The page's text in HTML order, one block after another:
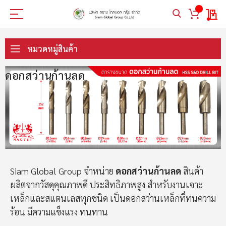
My
ไป
ที่
เนื้อหา
หมวดหมู่สินค้า
ดอกสว่านก้านลด
Siam Global Group จำหน่าย ดอกสว่านก้านลด สินค้า
ผลิตจากวัสดุคุณภาพดี ประสิทธิภาพสูง สำหรับงานเจาะ
เหล็กและสแตนเลสทุกชนิด เป็นดอกสว่านเหล็กที่ทนความ
ร้อน มีความแข็งแรง ทนทาน